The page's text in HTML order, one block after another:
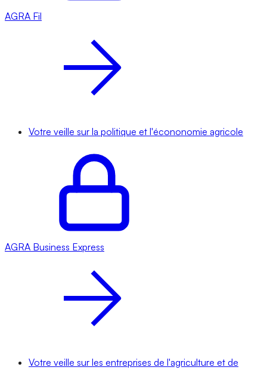
AGRA Fil
Votre veille sur la politique et l'écononomie agricole
AGRA Business Express
Votre veille sur les entreprises de l'agriculture et de